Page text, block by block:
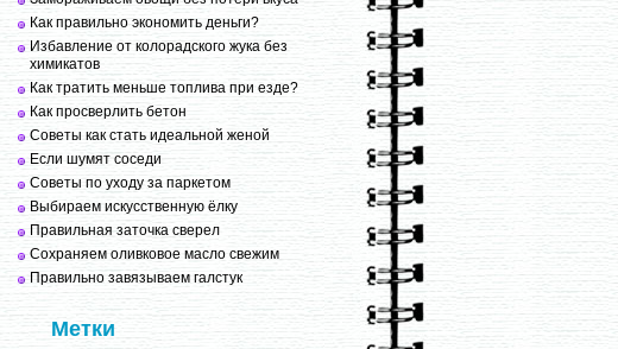
Как правильно экономить деньги?
Избавление от колорадского жука без
химикатов
Как тратить меньше топлива при езде?
Как просверлить бетон
Советы как стать идеальной женой
Если шумят соседи
Советы по уходу за паркетом
Выбираем искусственную ёлку
Правильная заточка сверел
Сохраняем оливковое масло свежим
Правильно завязываем галстук
Метки